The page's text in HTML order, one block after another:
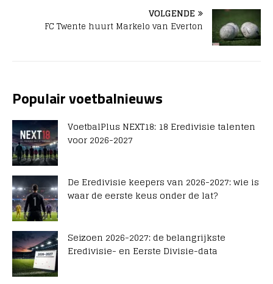
VOLGENDE
FC Twente huurt Markelo van Everton
Populair voetbalnieuws
VoetbalPlus NEXT18: 18 Eredivisie talenten
voor 2026-2027
De Eredivisie keepers van 2026-2027: wie is
waar de eerste keus onder de lat?
Seizoen 2026-2027: de belangrijkste
Eredivisie- en Eerste Divisie-data